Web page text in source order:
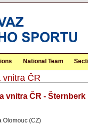
National Team
vnitra ČR
vnitra ČR - Šternberk
Olomouc (CZ)